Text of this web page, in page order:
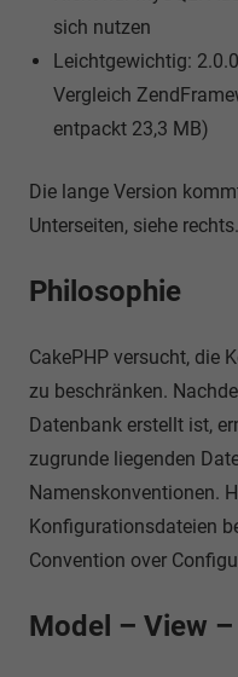
sich nutzen
Leichtgewichtig:
Vergleich
entpackt 23,3 MB)
Die lange Version
Unterseiten, siehe rechts.
Philosophie
CakePHP versucht, die
zu beschränken.
Datenbank erstellt ist,
zugrunde liegenden
Namenskonventionen.
Konfigurationsdateien
Convention over
Model – View